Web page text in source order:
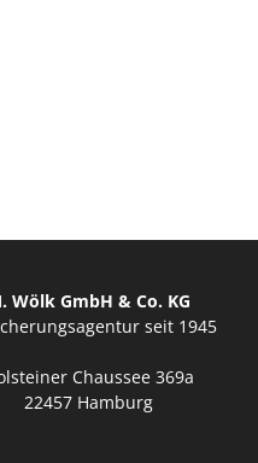
Wölk GmbH & Co. KG
seit 1945
Chaussee 369a
22457 Hamburg